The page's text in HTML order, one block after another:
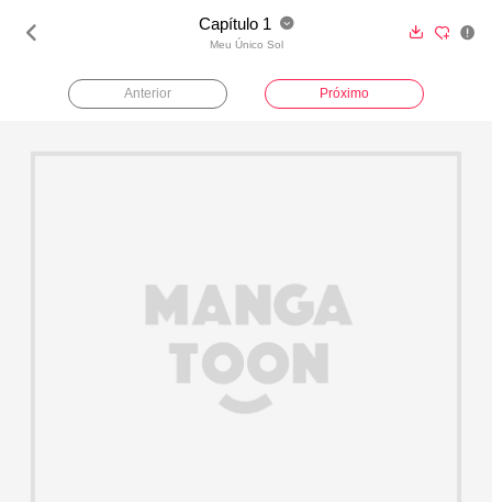
 Capítulo 1 
Meu Único Sol
  
Anterior Próximo